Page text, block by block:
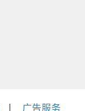
| 广告服务